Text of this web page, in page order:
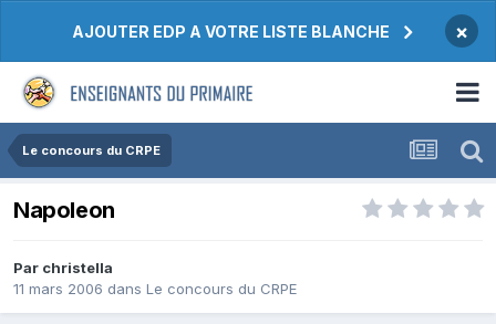
AJOUTER EDP A VOTRE LISTE BLANCHE ×
Le concours du CRPE
Napoleon
Par christella
11 mars 2006 dans Le concours du CRPE